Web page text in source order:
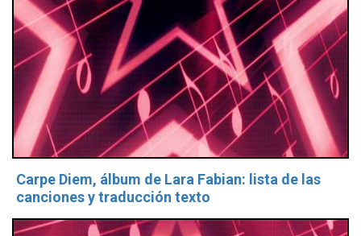
Carpe Diem, álbum de Lara Fabian: lista de las
canciones y traducción texto